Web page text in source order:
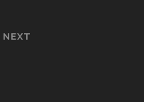
NEXT